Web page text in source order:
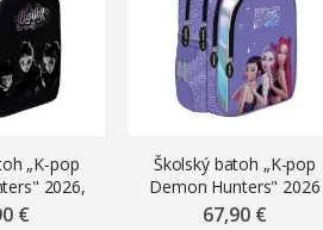
„K-pop
2026,
€
Školský batoh „K-pop
Demon Hunters" 2026
67,90 €